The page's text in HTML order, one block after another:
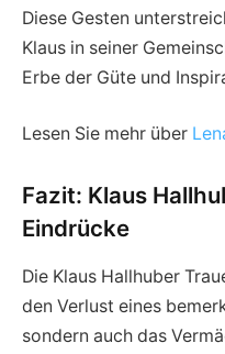
Diese Gesten
Klaus in seiner
Erbe der Güte und
Lesen Sie mehr über
Fazit: Klaus
Eindrücke
Die Klaus Hallhuber
den Verlust eines
sondern auch das